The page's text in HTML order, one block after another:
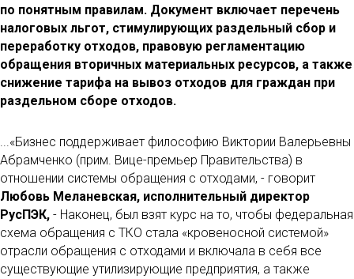
по понятным правилам. Документ включает перечень
налоговых льгот, стимулирующих раздельный сбор и
переработку отходов, правовую регламентацию
обращения вторичных материальных ресурсов, а также
снижение тарифа на вывоз отходов для граждан при
раздельном сборе отходов.
...«Бизнес поддерживает философию Виктории Валерьевны
Абрамченко (прим. Вице-премьер Правительства) в
отношении системы обращения с отходами, - говорит
Любовь Меланевская, исполнительный директор
РусПЭК, - Наконец, был взят курс на то, чтобы федеральная
схема обращения с ТКО стала «кровеносной системой»
отрасли обращения с отходами и включала в себя все
существующие утилизирующие предприятия, а также